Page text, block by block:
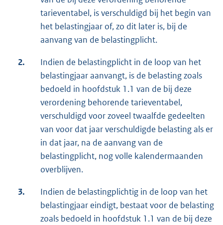
tarieventabel, is verschuldigd bij het begin van
het belastingjaar of, zo dit later is, bij de
aanvang van de belastingplicht.
2.
Indien de belastingplicht in de loop van het
belastingjaar aanvangt, is de belasting zoals
bedoeld in hoofdstuk 1.1 van de bij deze
verordening behorende tarieventabel,
verschuldigd voor zoveel twaalfde gedeelten
van voor dat jaar verschuldigde belasting als er
in dat jaar, na de aanvang van de
belastingplicht, nog volle kalendermaanden
overblijven.
3.
Indien de belastingplichtig in de loop van het
belastingjaar eindigt, bestaat voor de belasting
zoals bedoeld in hoofdstuk 1.1 van de bij deze